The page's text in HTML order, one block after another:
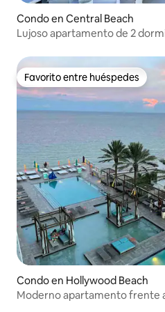
Condo en Central Beach
Lujoso apartamento de 2
Favorito entre huéspedes
Favorito entre huéspedes
Condo en Hollywood Beach
Moderno apartamento frente